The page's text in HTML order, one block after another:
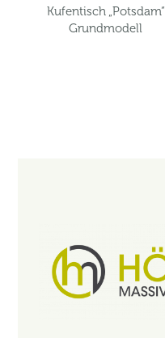
Kufentisch „Potsdam“
Grundmodell